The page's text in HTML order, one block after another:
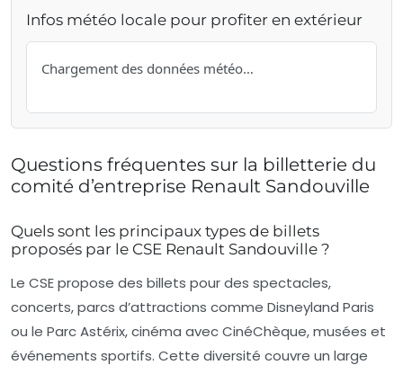
Infos météo locale pour profiter en extérieur
Chargement des données météo…
Questions fréquentes sur la billetterie du
comité d’entreprise Renault Sandouville
Quels sont les principaux types de billets
proposés par le CSE Renault Sandouville ?
Le CSE propose des billets pour des spectacles,
concerts, parcs d’attractions comme Disneyland Paris
ou le Parc Astérix, cinéma avec CinéChèque, musées et
événements sportifs. Cette diversité couvre un large